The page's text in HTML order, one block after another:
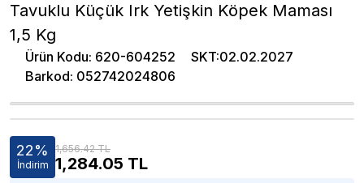
Tavuklu Küçük Irk Yetişkin Köpek Maması
1,5 Kg
Ürün Kodu: 620-604252 SKT:02.02.2027
Barkod: 052742024806
22%
İndirim
1,656.42 TL
1,284.05 TL